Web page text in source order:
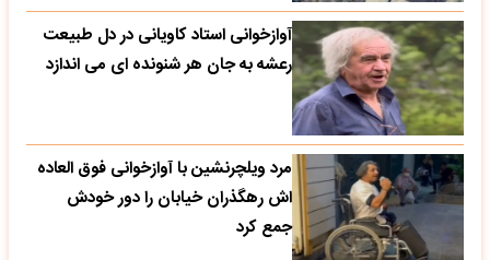
آوازخوانی استاد کاویانی در دل طبیعت
رعشه به جان هر شنونده ای می اندازد
مرد ویلچرنشین با آوازخوانی فوق العاده
اش رهگذران خیابان را دور خودش
جمع کرد